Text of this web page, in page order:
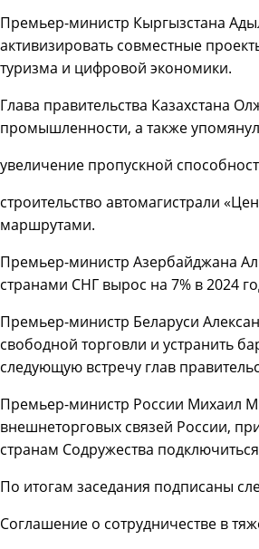
Премьер-министр Кыргызстана
активизировать совместные
туризма и цифровой экономики.
Глава правительства Казахстана
промышленности, а также
увеличение пропускной
строительство автомагистрали
маршрутами.
Премьер-министр Азербайджана
странами СНГ вырос на 7% в 2024
Премьер-министр Беларуси
свободной торговли и устранить
следующую встречу глав
Премьер-министр России Михаил
внешнеторговых связей России,
странам Содружества
По итогам заседания подписаны
Соглашение о сотрудничестве в